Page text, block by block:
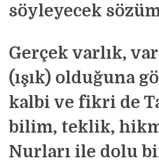
söyleyecek
Gerçek varlık,
(ışık) olduğuna
kalbi ve fikri de
bilim, teklik,
Nurları ile dolu